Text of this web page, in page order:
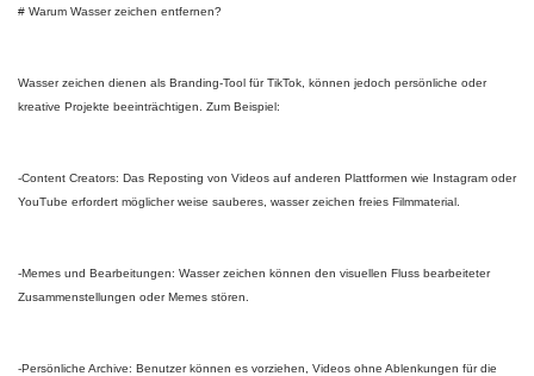
# Warum Wasser zeichen entfernen?
Wasser zeichen dienen als Branding-Tool für TikTok, können jedoch persönliche oder
kreative Projekte beeinträchtigen. Zum Beispiel:
-Content Creators: Das Reposting von Videos auf anderen Plattformen wie Instagram oder
YouTube erfordert möglicher weise sauberes, wasser zeichen freies Filmmaterial.
-Memes und Bearbeitungen: Wasser zeichen können den visuellen Fluss bearbeiteter
Zusammenstellungen oder Memes stören.
-Persönliche Archive: Benutzer können es vorziehen, Videos ohne Ablenkungen für die